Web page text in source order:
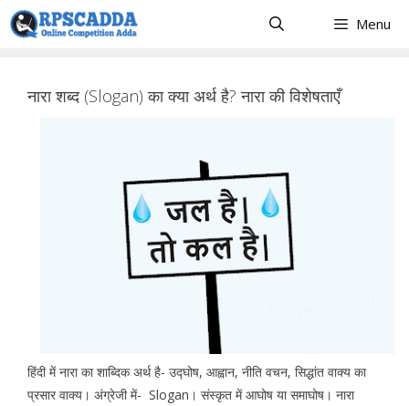
Skip
to
Menu
नारा शब्द (Slogan) का क्या अर्थ है? नारा की विशेषताएँ
हिंदी में नारा का शाब्दिक अर्थ है- उद्घोष, आह्वान, नीति वचन, सिद्धांत वाक्य का
प्रसार वाक्य। अंग्रेजी में- Slogan। संस्कृत में आघोष या समाघोष। नारा